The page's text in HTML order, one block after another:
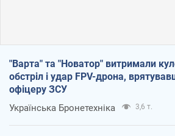
"Варта" та "Новатор" витримали
обстріл і удар FPV-дрона,
офіцеру ЗСУ
Українська Бронетехніка 3,6 т.